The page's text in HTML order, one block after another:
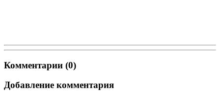
Комментарии (0)
Добавление комментария